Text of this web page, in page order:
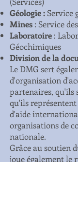
Géologie :Service
Mines : Service
Laboratoire :
Géochimiques
Division de la
Le DMG sert
d'organisation
partenaires, qu'ils
qu'ils
d'aide
organisations de
nationale.
Grâce au soutien
joue également le